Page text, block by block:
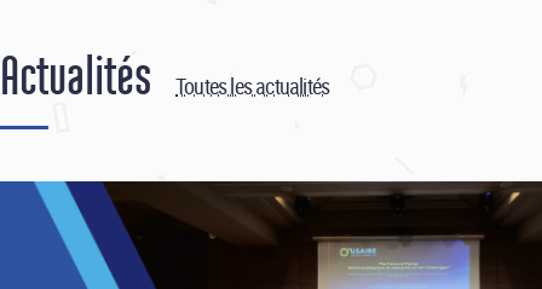
Actualités Toutes les actualités